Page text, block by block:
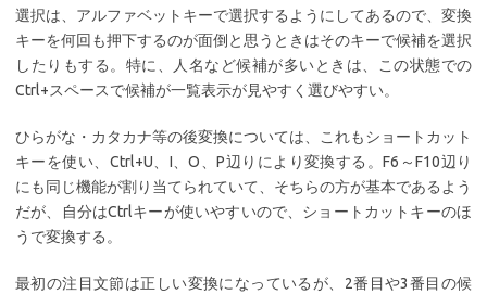
選択は、アルファベットキーで選択するようにしてあるので、変換
キーを何回も押下するのが面倒と思うときはそのキーで候補を選択
したりもする。特に、人名など候補が多いときは、この状態での
Ctrl+スペースで候補が一覧表示が見やすく選びやすい。
ひらがな・カタカナ等の後変換については、これもショートカット
キーを使い、Ctrl+U、I、O、P辺りにより変換する。F6～F10辺り
にも同じ機能が割り当てられていて、そちらの方が基本であるよう
だが、自分はCtrlキーが使いやすいので、ショートカットキーのほ
うで変換する。
最初の注目文節は正しい変換になっているが、2番目や3番目の候